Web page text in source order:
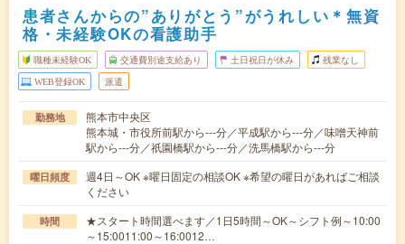
患者さんからの”ありがとう”がうれしい＊無資
格・未経験OKの看護助手
職種未経験OK 交通費別途支給あり 土日祝日が休み 残業なし
WEB登録OK 派遣
勤務地
熊本市中央区
熊本城・市役所前駅から---分／平成駅から---分／味噌天神前
駅から---分／祇園橋駅から---分／洗馬橋駅から---分
曜日頻度
週4日～OK ※曜日固定の相談OK ※希望の曜日があればご相談
ください
時間
★スタート時間選べます／1日5時間～OK～シフト例～10:00
～15:0011:00～16:0012…